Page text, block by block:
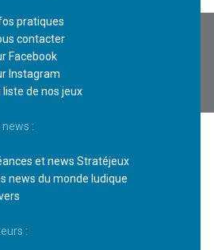
pratiques
contacter
Facebook
Instagram
liste de nos jeux
news :
et news Stratéjeux
news du monde ludique
: